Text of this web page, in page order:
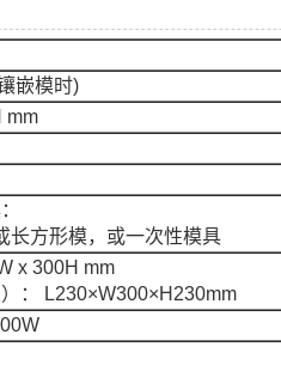
嵌模时)
mm
长方形模，或一次性模具
x 300H mm
： L230×W300×H230mm